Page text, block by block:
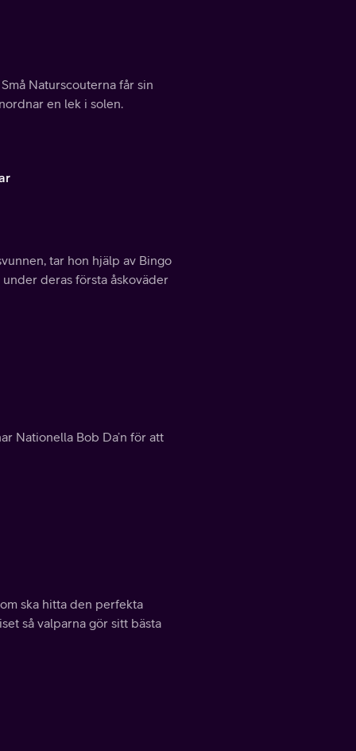
Naturscouterna får sin
en lek i solen.
tar hon hjälp av Bingo
deras första åskoväder
Nationella Bob Da’n för att
ska hitta den perfekta
så valparna gör sitt bästa